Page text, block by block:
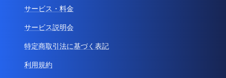
サービス・料金
サービス説明会
特定商取引法に基づく表記
利用規約